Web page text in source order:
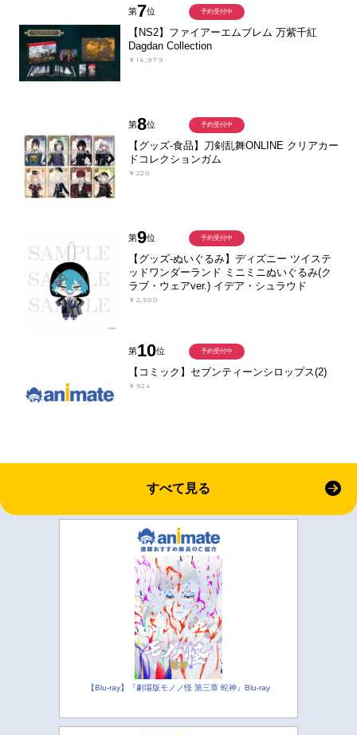
第7位
【NS2】ファイアーエムブレム 万紫千紅
Dagdan Collection
￥14,979
予約受付中
第8位
【グッズ-食品】刀剣乱舞ONLINE クリアカー
ドコレクションガム
￥220
予約受付中
第9位
【グッズ-ぬいぐるみ】ディズニー ツイステ
ッドワンダーランド ミニミニぬいぐるみ(ク
ラブ・ウェアver.) イデア・シュラウド
￥2,500
予約受付中
第10位
【コミック】セブンティーンシロップス(2)
￥924
予約受付中
すべて見る
【Blu-ray】『劇場版モノノ怪 第三章 蛇神』Blu-ray